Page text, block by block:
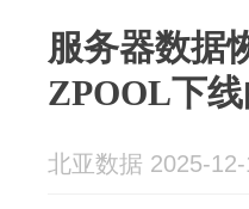
服务器数据
ZPOOL下
北亚数据 2025-12-